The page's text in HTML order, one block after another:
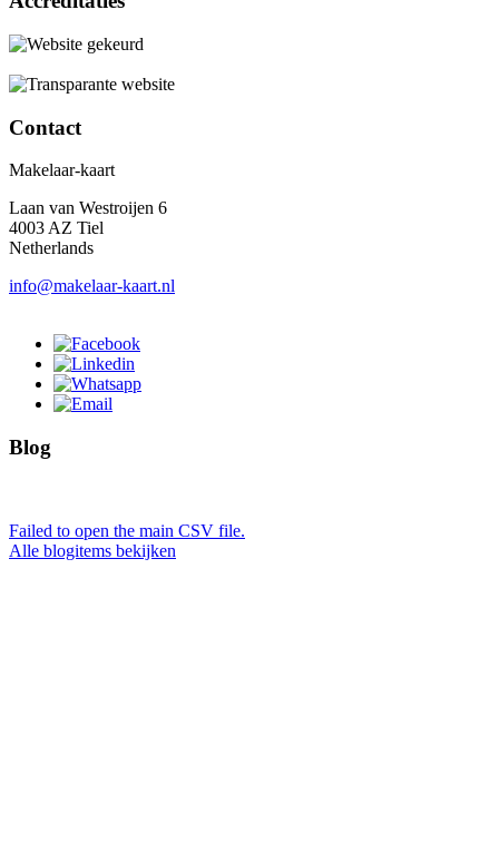
Contact
Makelaar-kaart
Laan van Westroijen 6
4003 AZ Tiel
Netherlands
info@makelaar-kaart.nl
Blog
Failed to open the main CSV file.
Alle blogitems bekijken